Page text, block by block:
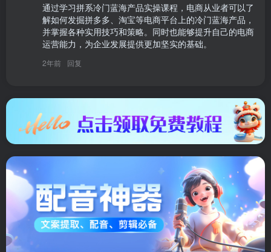
通过学习拼系冷门蓝海产品实操课程，电商从业者可以了
解如何发掘拼多多、淘宝等电商平台上的冷门蓝海产品，
并掌握各种实用技巧和策略。同时也能够提升自己的电商
运营能力，为企业发展提供更加坚实的基础。
2年前 回复